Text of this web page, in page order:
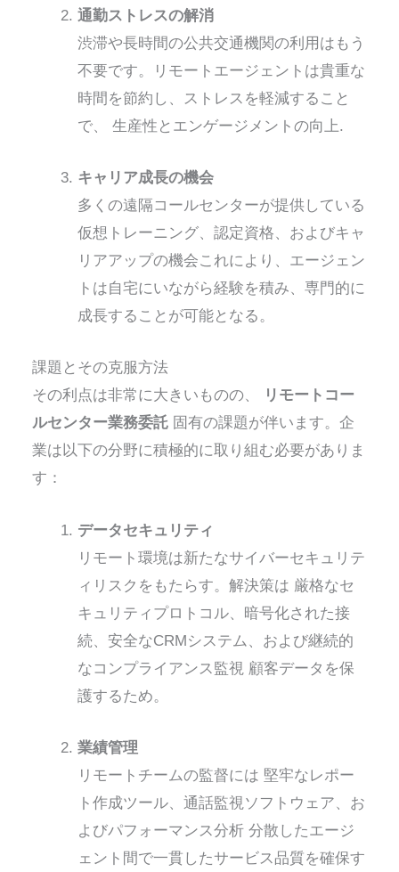
通勤ストレスの解消
渋滞や長時間の公共交通機関の利用はもう
不要です。リモートエージェントは貴重な
時間を節約し、ストレスを軽減すること
で、生産性とエンゲージメントの向上.
キャリア成長の機会
多くの遠隔コールセンターが提供している
仮想トレーニング、認定資格、およびキャ
リアアップの機会これにより、エージェン
トは自宅にいながら経験を積み、専門的に
成長することが可能となる。
課題とその克服方法
その利点は非常に大きいものの、
リモートコー
ルセンター業務委託 固有の課題が伴います。企
業は以下の分野に積極的に取り組む必要がありま
す：
データセキュリティ
リモート環境は新たなサイバーセキュリテ
ィリスクをもたらす。解決策は 厳格なセ
キュリティプロトコル、暗号化された接
続、安全なCRMシステム、および継続的
なコンプライアンス監視 顧客データを保
護するため。
業績管理
リモートチームの監督には 堅牢なレポー
ト作成ツール、通話監視ソフトウェア、お
よびパフォーマンス分析 分散したエージ
ェント間で一貫したサービス品質を確保す